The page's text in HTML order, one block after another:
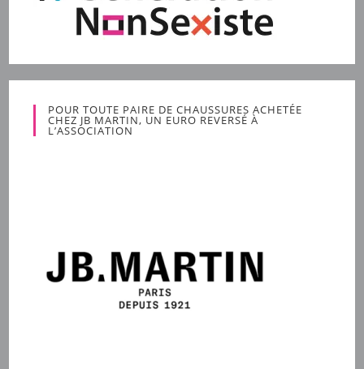
POUR TOUTE PAIRE DE CHAUSSURES ACHETÉE
CHEZ JB MARTIN, UN EURO REVERSÉ À
L’ASSOCIATION